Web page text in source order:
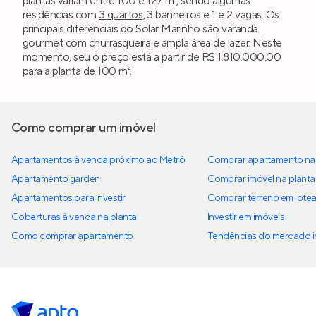
residências com 3 quartos, 3 banheiros e 1 e 2 vagas. Os
principais diferenciais do Solar Marinho são varanda
gourmet com churrasqueira e ampla área de lazer. Neste
momento, seu o preço está a partir de R$ 1.810.000,00
para a planta de 100 m².
Como comprar um imóvel
Apartamentos à venda próximo ao Metrô
Apartamento garden
Apartamentos para investir
Coberturas à venda na planta
Como comprar apartamento
Comprar apartamento
Comprar imóvel na planta
Comprar terreno em
Investir em imóveis
Tendências do mercado